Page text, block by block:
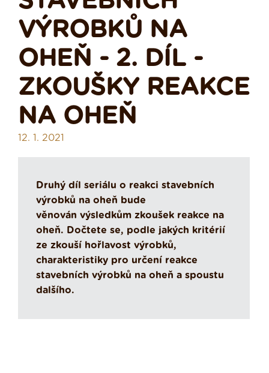
VÝROBKŮ NA
OHEŇ - 2. DÍL -
ZKOUŠKY REAKCE
NA OHEŇ
12. 1. 2021
Druhý díl seriálu o reakci stavebních
výrobků na oheň bude
věnován výsledkům zkoušek reakce na
oheň. Dočtete se, podle jakých kritérií
ze zkouší hořlavost výrobků,
charakteristiky pro určení reakce
stavebních výrobků na oheň a spoustu
dalšího.